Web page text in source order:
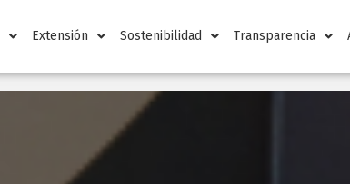
Extensión Sostenibilidad Transparencia